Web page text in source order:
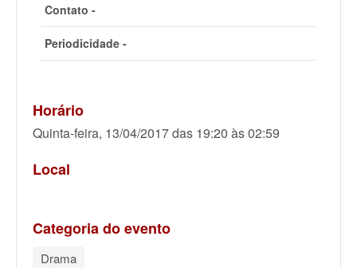
Contato -
Periodicidade -
Horário
Quinta-feira, 13/04/2017 das 19:20 às 02:59
Local
Categoria do evento
Drama